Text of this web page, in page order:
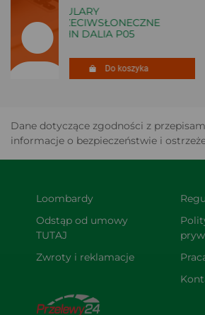
OKULARY
PRZECIWSŁONECZNE
JOHN DALIA P05
Do koszyka
Dane dotyczące zgodności z
informacje o bezpieczeństwie i
Loombardy
Odstąp od umowy
TUTAJ
Zwroty i reklamacje